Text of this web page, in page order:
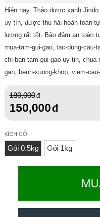
Hiện nay, Thảo dược xanh
uy tín, được thu hái hoàn toàn
lượng rất tốt. Bảo đảm an toàn
mua-tam-gui-gao, tac-dung-cau-
chi-ban-tam-gui-gao-uy-tin,
gan, benh-xuong-khop, viem-
180,000
150,000
KÍCH CỠ
Gói 0.5kg Gói 1kg